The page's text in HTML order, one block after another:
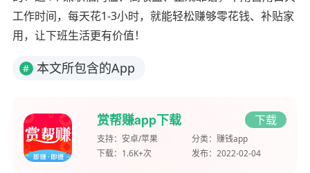
工作时间，每天花1-3小时，就能轻松赚够零花钱、补贴家
用，让下班生活更有价值！
# 本文所包含的App
赏帮赚app下载 下载
支持： 安卓/苹果 分类： 赚钱app
下载： 1.6K+次 发布： 2022-02-04